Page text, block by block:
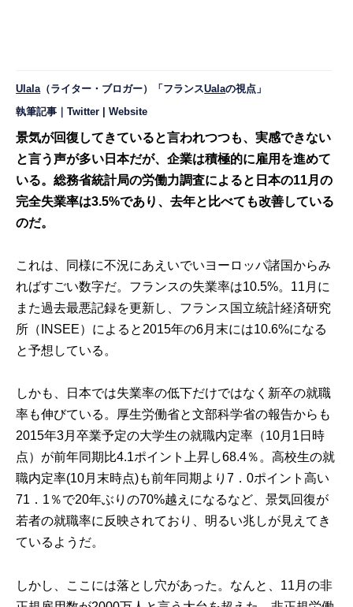
Ulala （ライター・ブロガー） 「フランスUalaの視点」
執筆記事 ｜Twitter |Website
景気が回復してきていると言われつつも、実感できない
と言う声が多い日本だが、企業は積極的に雇用を進めて
いる。総務省統計局の労働力調査によると日本の11月の
完全失業率は3.5%であり、去年と比べても改善している
のだ。
これは、同様に不況にあえいでいヨーロッパ諸国からみ
ればすごい数字だ。フランスの失業率は10.5%。11月に
また過去最悪記録を更新し、フランス国立統計経済研究
所（INSEE）によると2015年の6月末には10.6%になる
と予想している。
しかも、日本では失業率の低下だけではなく新卒の就職
率も伸びている。厚生労働省と文部科学省の報告からも
2015年3月卒業予定の大学生の就職内定率（10月1日時
点）が前年同期比4.1ポイント上昇し68.4％。高校生の就
職内定率(10月末時点)も前年同期より7．0ポイント高い
71．1％で20年ぶりの70%越えになるなど、景気回復が
若者の就職率に反映されており、明るい兆しが見えてき
ているようだ。
しかし、ここには落とし穴があった。なんと、11月の非